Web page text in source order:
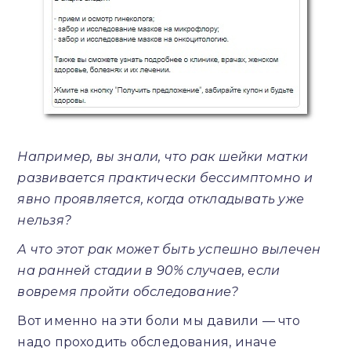
Например, вы знали, что рак шейки матки
развивается практически бессимптомно и
явно проявляется, когда откладывать уже
нельзя?
А что этот рак может быть успешно вылечен
на ранней стадии в 90% случаев, если
вовремя пройти обследование?
Вот именно на эти боли мы давили — что
надо проходить обследования, иначе